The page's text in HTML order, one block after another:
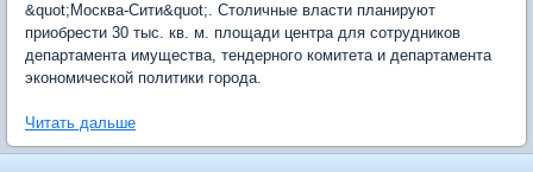
&quot;Москва-Сити&quot;. Столичные власти планируют
приобрести 30 тыс. кв. м. площади центра для сотрудников
департамента имущества, тендерного комитета и департамента
экономической политики города.
Читать дальше